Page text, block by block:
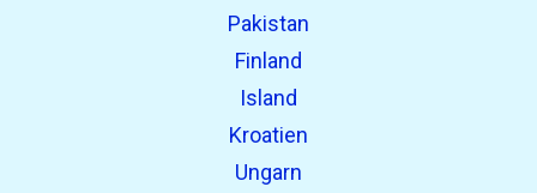
Pakistan
Finland
Island
Kroatien
Ungarn